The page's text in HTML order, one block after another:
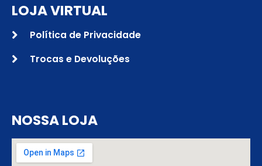
LOJA VIRTUAL
Política de Privacidade
Trocas e Devoluções
NOSSA LOJA